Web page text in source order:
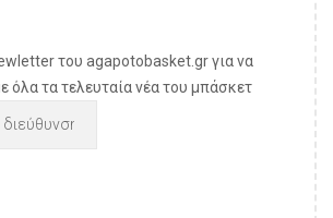
του agapotobasket.gr για να
όλα τα τελευταία νέα του μπάσκετ